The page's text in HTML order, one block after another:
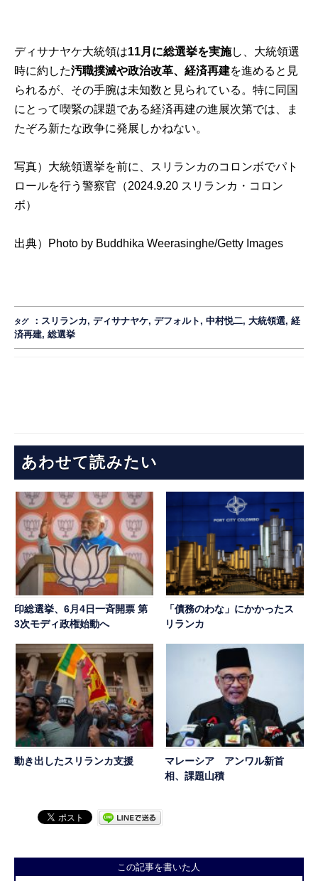
ディサナヤケ大統領は11月に総選挙を実施し、大統領選
時に約した汚職撲滅や政治改革、経済再建を進めると見
られるが、その手腕は未知数と見られている。特に同国
にとって喫緊の課題である経済再建の進展次第では、ま
たぞろ新たな政争に発展しかねない。
写真）大統領選挙を前に、スリランカのコロンボでパト
ロールを行う警察官（2024.9.20 スリランカ・コロン
ボ）
出典） Photo by Buddhika Weerasinghe/Getty Images
タグ ： スリランカ,ディサナヤケ,デフォルト ,中村悦二,大統領選,経
済再建,総選挙
あわせて読みたい
印総選挙、6月4日一斉開票 第
3次モディ政権始動へ
「債務のわな」にかかったス
リランカ
動き出したスリランカ支援
マレーシア アンワル新首
相、課題山積
この記事を書いた人